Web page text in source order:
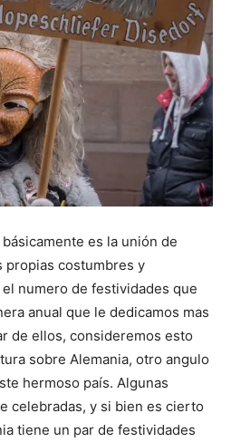
es la unión de
propias costumbres y
numero de festividades que
anual que le dedicamos mas
de ellos, consideremos esto
sobre Alemania, otro angulo
hermoso país. Algunas
celebradas, y si bien es cierto
tiene un par de festividades